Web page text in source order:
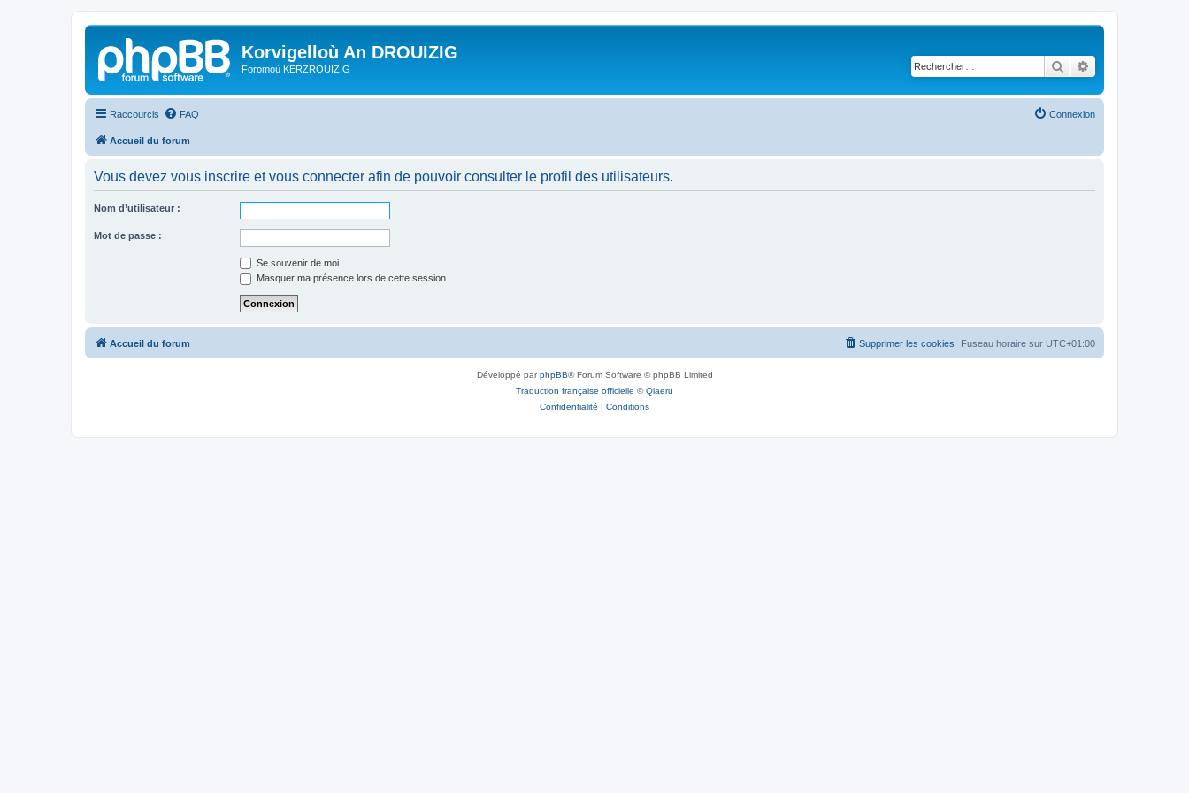
Korvigelloù An DROUIZIG
Foromoù KERZROUIZIG Rechercher
Raccourcis FAQ Connexion
Accueil du forum
Vous devez vous inscrire et vous connecter afin de pouvoir consulter le profil des utilisateurs.
Nom d’utilisateur :
Mot de passe :
Se souvenir de moi
Masquer ma présence lors de cette session
Accueil du forum Fuseau horaire sur UTC+01:00
Supprimer les cookies
Développé parphpBB® Forum Software © phpBB Limited
Traduction française officielle ©Qiaeru
Confidentialité | Conditions